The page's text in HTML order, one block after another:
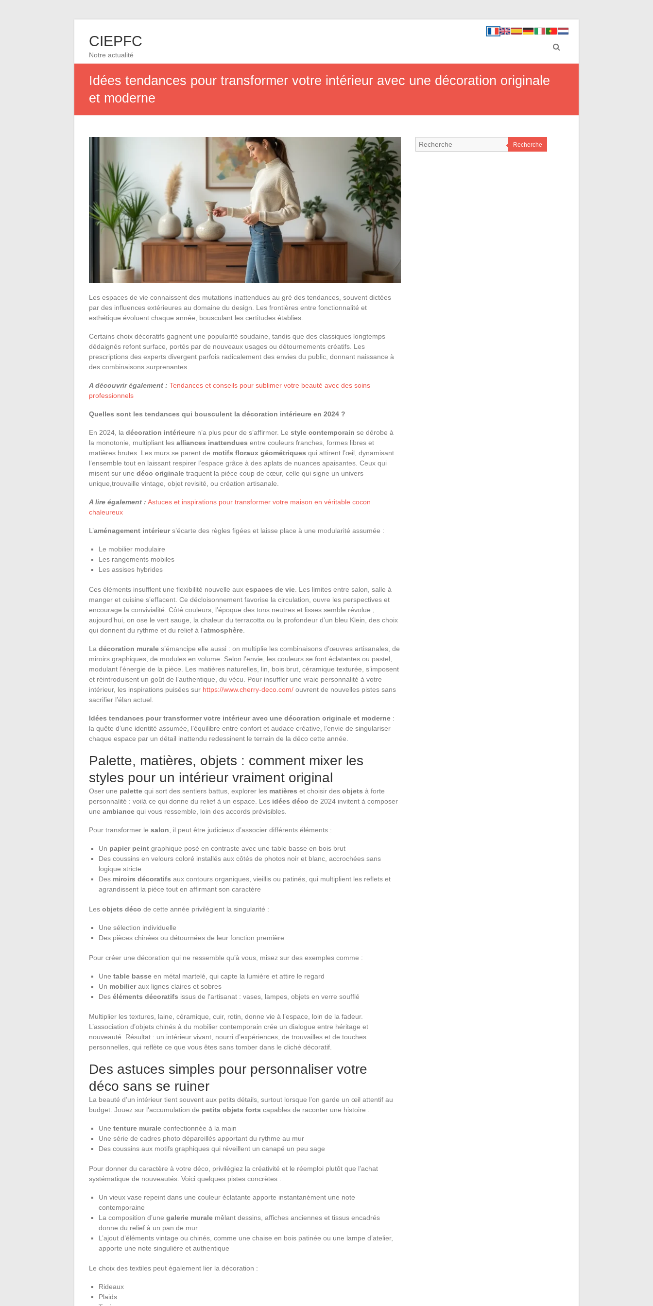
CIEPFC
Notre actualité
Idées tendances pour transformer votre intérieur avec une décoration originale
et moderne
Les espaces de vie connaissent des mutations inattendues au gré des tendances, souvent dictées
par des influences extérieures au domaine du design. Les frontières entre fonctionnalité et
esthétique évoluent chaque année, bousculant les certitudes établies.
Certains choix décoratifs gagnent une popularité soudaine, tandis que des classiques longtemps
dédaignés refont surface, portés par de nouveaux usages ou détournements créatifs. Les
prescriptions des experts divergent parfois radicalement des envies du public, donnant naissance à
des combinaisons surprenantes.
A découvrir également : Tendances et conseils pour sublimer votre beauté avec des soins
professionnels
Quelles sont les tendances qui bousculent la décoration intérieure en 2024 ?
En 2024, la décoration intérieure n’a plus peur de s’affirmer. Le style contemporain se dérobe à
la monotonie, multipliant les alliances inattendues entre couleurs franches, formes libres et
matières brutes. Les murs se parent de motifs floraux géométriques qui attirent l’œil, dynamisant
l’ensemble tout en laissant respirer l’espace grâce à des aplats de nuances apaisantes. Ceux qui
misent sur une déco originale traquent la pièce coup de cœur, celle qui signe un univers
unique,trouvaille vintage, objet revisité, ou création artisanale.
A lire également : Astuces et inspirations pour transformer votre maison en véritable cocon
chaleureux
L’aménagement intérieurs’écarte des règles figées et laisse place à une modularité assumée :
Le mobilier modulaire
Les rangements mobiles
Les assises hybrides
Ces éléments insufflent une flexibilité nouvelle aux espaces de vie . Les limites entre salon, salle à
manger et cuisine s’effacent. Ce décloisonnement favorise la circulation, ouvre les perspectives et
encourage la convivialité. Côté couleurs, l’époque des tons neutres et lisses semble révolue ;
aujourd’hui, on ose le vert sauge, la chaleur du terracotta ou la profondeur d’un bleu Klein, des choix
qui donnent du rythme et du relief à l’atmosphère
La décoration murale s’émancipe elle aussi : on multiplie les combinaisons d’œuvres artisanales, de
miroirs graphiques, de modules en volume. Selon l’envie, les couleurs se font éclatantes ou pastel,
modulant l’énergie de la pièce. Les matières naturelles, lin, bois brut, céramique texturée, s’imposent
et réintroduisent un goût de l’authentique, du vécu. Pour insuffler une vraie personnalité à votre
intérieur, les inspirations puisées sur https://www.cherry-deco.com/ ouvrent de nouvelles pistes sans
sacrifier l’élan actuel.
Idées tendances pour transformer votre intérieur avec une décoration originale et moderne :
la quête d’une identité assumée, l’équilibre entre confort et audace créative, l’envie de singulariser
chaque espace par un détail inattendu redessinent le terrain de la déco cette année.
Palette, matières, objets : comment mixer les
styles pour un intérieur vraiment original
Oser une palette qui sort des sentiers battus, explorer les matières et choisir des objets à forte
personnalité : voilà ce qui donne du relief à un espace. Les idées déco de 2024 invitent à composer
une ambiance qui vous ressemble, loin des accords prévisibles.
Pour transformer le salon , il peut être judicieux d’associer différents éléments :
Un papier peint graphique posé en contraste avec une table basse en bois brut
Des coussins en velours coloré installés aux côtés de photos noir et blanc, accrochées sans
logique stricte
Des miroirs décoratifs aux contours organiques, vieillis ou patinés, qui multiplient les reflets et
agrandissent la pièce tout en affirmant son caractère
Les objets déco de cette année privilégient la singularité :
Une sélection individuelle
Des pièces chinées ou détournées de leur fonction première
Pour créer une décoration qui ne ressemble qu’à vous, misez sur des exemples comme :
Une table basse en métal martelé, qui capte la lumière et attire le regard
Un mobilieraux lignes claires et sobres
Des éléments décoratifs issus de l’artisanat : vases, lampes, objets en verre soufflé
Multiplier les textures, laine, céramique, cuir, rotin, donne vie à l’espace, loin de la fadeur.
L’association d’objets chinés à du mobilier contemporain crée un dialogue entre héritage et
nouveauté. Résultat : un intérieur vivant, nourri d’expériences, de trouvailles et de touches
personnelles, qui reflète ce que vous êtes sans tomber dans le cliché décoratif.
Des astuces simples pour personnaliser votre
déco sans se ruiner
La beauté d’un intérieur tient souvent aux petits détails, surtout lorsque l’on garde un œil attentif au
budget. Jouez sur l’accumulation de petits objets forts capables de raconter une histoire :
Une tenture murale confectionnée à la main
Une série de cadres photo dépareillés apportant du rythme au mur
Des coussins aux motifs graphiques qui réveillent un canapé un peu sage
Pour donner du caractère à votre déco, privilégiez la créativité et le réemploi plutôt que l’achat
systématique de nouveautés. Voici quelques pistes concrètes :
Un vieux vase repeint dans une couleur éclatante apporte instantanément une note
contemporaine
La composition d’une galerie murale mêlant dessins, affiches anciennes et tissus encadrés
donne du relief à un pan de mur
L’ajout d’éléments vintage ou chinés, comme une chaise en bois patinée ou une lampe d’atelier,
apporte une note singulière et authentique
Le choix des textiles peut également lier la décoration :
Rideaux
Plaids
Recherche